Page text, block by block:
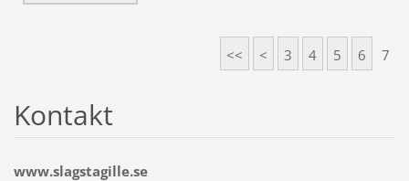
<< < 3 4 5 6 7
Kontakt
www.slagstagille.se